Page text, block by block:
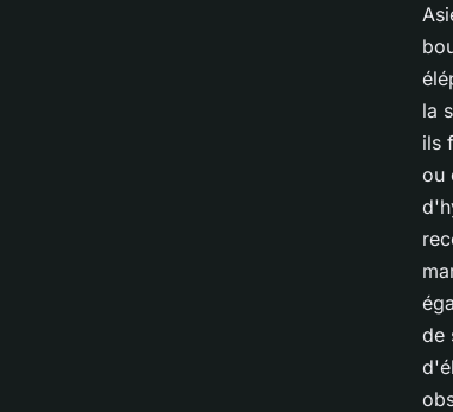
la
ils
ou
de